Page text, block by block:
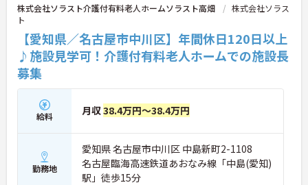
株式会社ソラスト介護付有料老人ホームソラスト高畑
株式会社ソラス
ト
【愛知県／名古屋市中川区】年間休日120日以上
♪施設見学可！介護付有料老人ホームでの施設長
募集
給料 月収38.4万円～38.4万円
勤務地
愛知県 名古屋市中川区 中島新町2-1108
名古屋臨海高速鉄道あおなみ線「中島(愛知)
駅」徒歩15分